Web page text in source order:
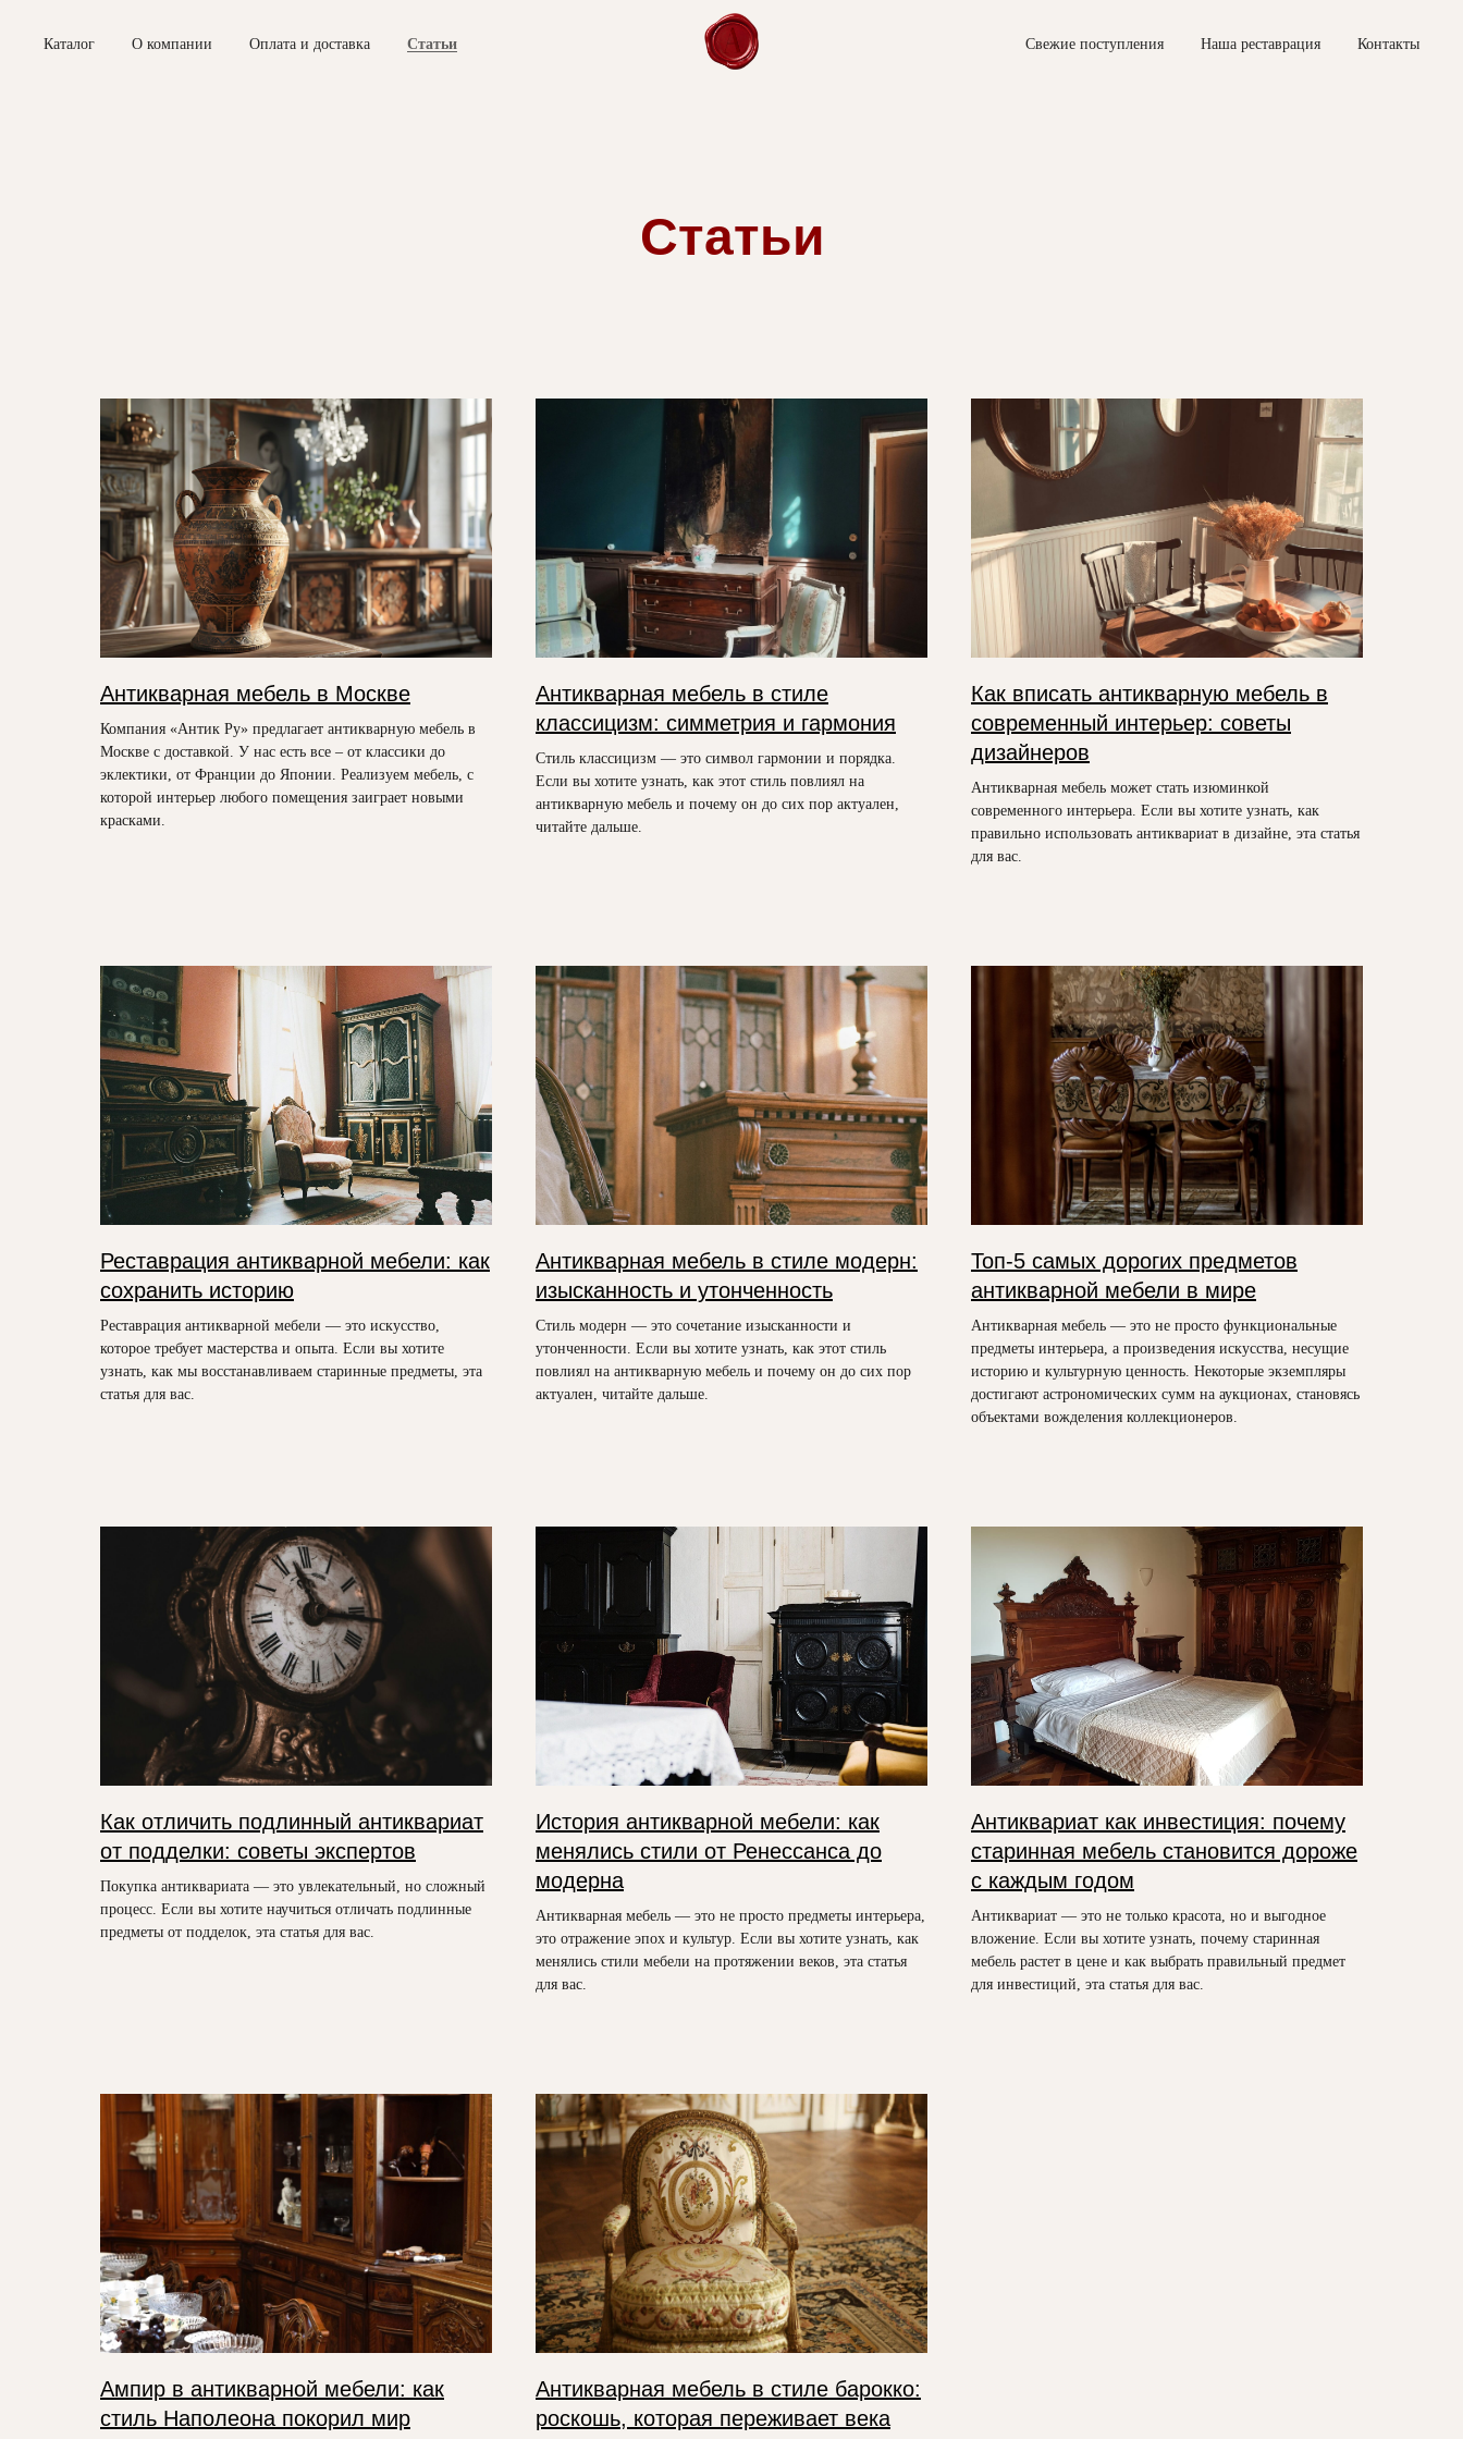
Каталог О компании Оплата и доставка Статьи Свежие поступления Наша реставрация Контакты
Статьи
Антикварная мебель в Москве
Компания «Антик Ру» предлагает антикварную мебель в
Москве с доставкой. У нас есть все – от классики до
эклектики, от Франции до Японии. Реализуем мебель, с
которой интерьер любого помещения заиграет новыми
красками.
Антикварная мебель в стиле
классицизм: симметрия и гармония
Стиль классицизм — это символ гармонии и порядка.
Если вы хотите узнать, как этот стиль повлиял на
антикварную мебель и почему он до сих пор актуален,
читайте дальше.
Как вписать антикварную мебель в
современный интерьер: советы
дизайнеров
Антикварная мебель может стать изюминкой
современного интерьера. Если вы хотите узнать, как
правильно использовать антиквариат в дизайне, эта статья
для вас.
Реставрация антикварной мебели: как
сохранить историю
Реставрация антикварной мебели — это искусство,
которое требует мастерства и опыта. Если вы хотите
узнать, как мы восстанавливаем старинные предметы, эта
статья для вас.
Антикварная мебель в стиле модерн:
изысканность и утонченность
Стиль модерн — это сочетание изысканности и
утонченности. Если вы хотите узнать, как этот стиль
повлиял на антикварную мебель и почему он до сих пор
актуален, читайте дальше.
Топ-5 самых дорогих предметов
антикварной мебели в мире
Антикварная мебель — это не просто функциональные
предметы интерьера, а произведения искусства, несущие
историю и культурную ценность. Некоторые экземпляры
достигают астрономических сумм на аукционах, становясь
объектами вожделения коллекционеров.
Как отличить подлинный антиквариат
от подделки: советы экспертов
Покупка антиквариата — это увлекательный, но сложный
процесс. Если вы хотите научиться отличать подлинные
предметы от подделок, эта статья для вас.
История антикварной мебели: как
менялись стили от Ренессанса до
модерна
Антикварная мебель — это не просто предметы интерьера,
это отражение эпох и культур. Если вы хотите узнать, как
менялись стили мебели на протяжении веков, эта статья
для вас.
Антиквариат как инвестиция: почему
старинная мебель становится дороже
с каждым годом
Антиквариат — это не только красота, но и выгодное
вложение. Если вы хотите узнать, почему старинная
мебель растет в цене и как выбрать правильный предмет
для инвестиций, эта статья для вас.
Ампир в антикварной мебели: как
стиль Наполеона покорил мир
Антикварная мебель в стиле барокко:
роскошь, которая переживает века